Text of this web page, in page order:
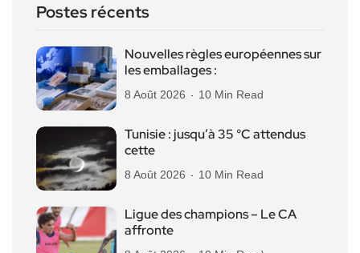
Postes récents
Nouvelles règles européennes sur
les emballages :
8 Août 2026 10 Min Read
Tunisie : jusqu’à 35 °C attendus
cette
8 Août 2026 10 Min Read
Ligue des champions – Le CA
affronte